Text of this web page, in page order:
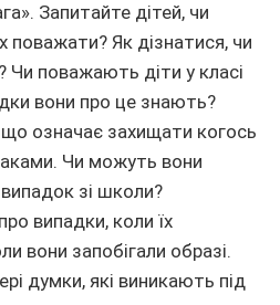
Запитайте дітей, чи
поважати? Як дізнатися, чи
поважають діти у класі
вони про це знають?
що означає захищати когось
Чи можуть вони
зі школи?
випадки, коли їх
вони запобігали образі.
думки, які виникають під